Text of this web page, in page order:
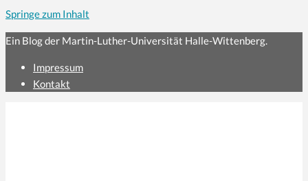
Springe zum Inhalt
Ein Blog der Martin-Luther-Universität Halle-Wittenberg.
Impressum
Kontakt